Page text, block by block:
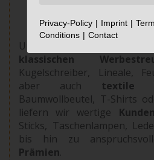
Unser
klassischen
Kugelschreiber, Lineale,
aber auch textile
Baumwollbeutel, T-Shirts
liefern wir wertige
Sticks, Taschenlampen,
bis hin zu
Prämien.
Privacy-Policy Imprint
Conditions
Contact